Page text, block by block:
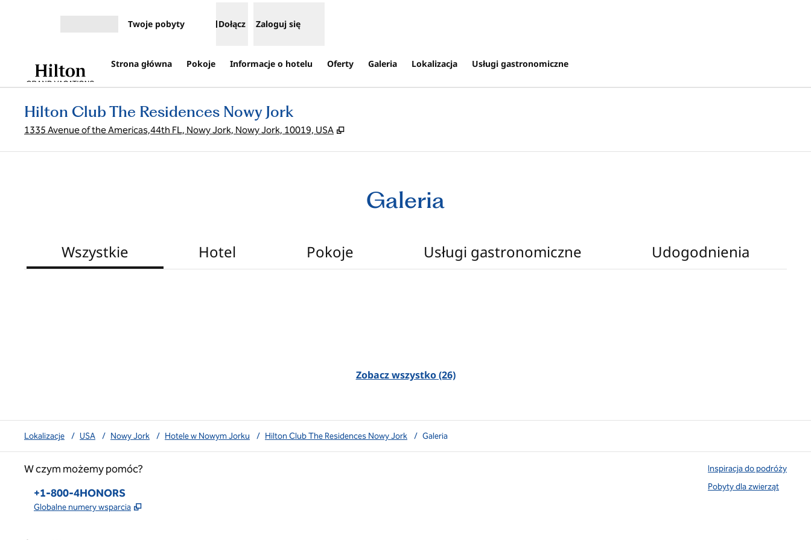
Twoje pobyty Dołącz Zaloguj się
Strona główna Pokoje Informacje o hotelu Oferty Galeria Lokalizacja Usługi gastronomiczne
Hilton Club The Residences Nowy Jork
1335 Avenue of the Americas,44th FL, Nowy Jork, Nowy Jork, 10019, USA ,
Galeria
Wszystkie Hotel Pokoje Usługi gastronomiczne Udogodnienia
Zobacz wszystko (26)
Lokalizacje / USA / Nowy Jork / Hotele w Nowym Jorku / Hilton Club The Residences Nowy Jork / Galeria
W czym możemy pomóc?
Telefon:
+1-800-4HONORS
Globalne numery wsparcia ,
Inspiracja do podróży
Pobyty dla zwierząt